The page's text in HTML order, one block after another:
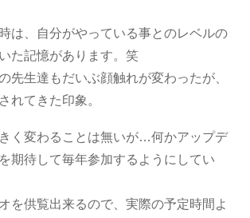
は、自分がやっている事とのレベルの
た記憶があります。笑
先生達もだいぶ顔触れが変わったが、
れてきた印象。
く変わることは無いが…何かアップデ
期待して毎年参加するようにしてい
を供覧出来るので、実際の予定時間よ